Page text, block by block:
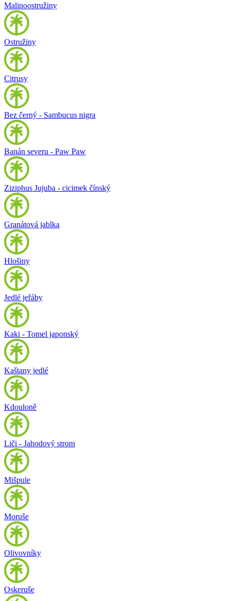
Malinoostružiny
Ostružiny
Citrusy
Bez černý - Sambucus nigra
Banán severu - Paw Paw
Ziziphus Jujuba - cicimek čínský
Granátová jablka
Hlošiny
Jedlé jeřáby
Kaki - Tomel japonský
Kaštany jedlé
Kdouloně
Liči - Jahodový strom
Mišpule
Moruše
Olivovníky
Oskeruše